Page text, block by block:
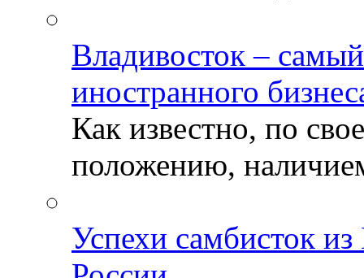
Владивосток –
иностранного
Как известно, по
положению,
Успехи самбисток